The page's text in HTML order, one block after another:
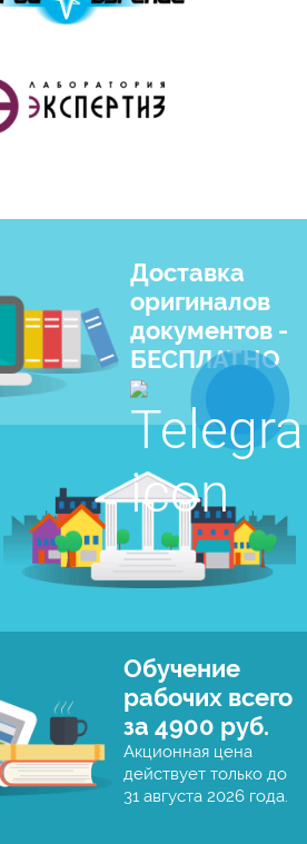
Доставка
оригиналов
документов -
БЕСПЛАТНО
Обучение
рабочих всего
за 4900 руб.
Акционная цена
действует только до
31 августа 2026 года.